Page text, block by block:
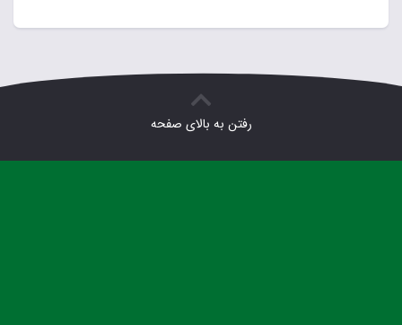
رفتن به بالای صفحه